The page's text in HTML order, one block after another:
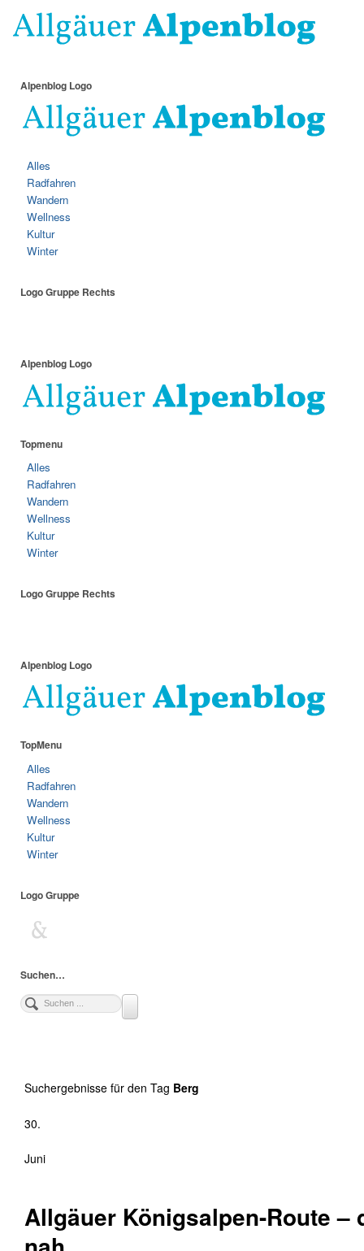
Alpenblog Logo
Alles
Radfahren
Wandern
Wellness
Kultur
Winter
Logo Gruppe Rechts
Alpenblog Logo
Topmenu
Alles
Radfahren
Wandern
Wellness
Kultur
Winter
Logo Gruppe Rechts
Alpenblog Logo
TopMenu
Alles
Radfahren
Wandern
Wellness
Kultur
Winter
Logo Gruppe
Suchen…
Suchergebnisse für den Tag Berg
30.
Juni
Allgäuer Königsalpen-Route –